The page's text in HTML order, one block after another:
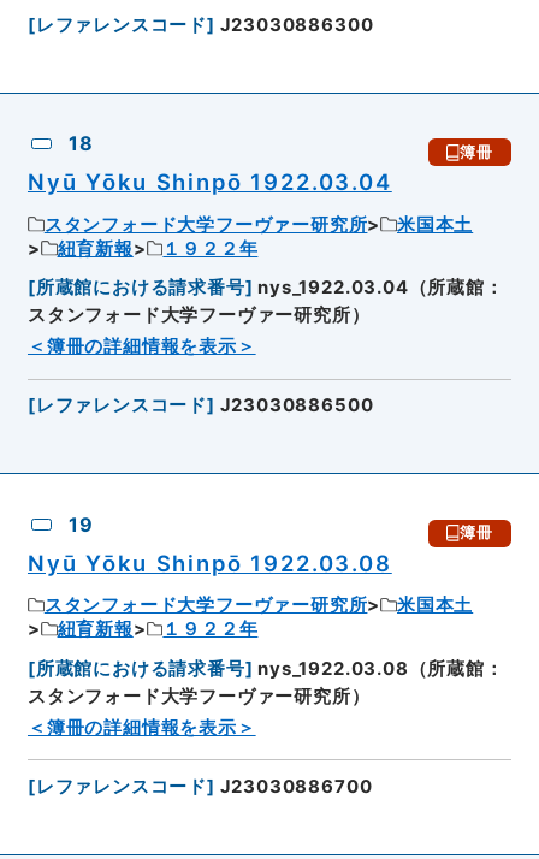
[レファレンスコード] J23030886300
18 簿冊
Nyū Yōku Shinpō 1922.03.04
スタンフォード大学フーヴァー研究所
米国本土
紐育新報
１９２２年
[所蔵館における請求番号] nys_1922.03.04（所蔵館：
スタンフォード大学フーヴァー研究所）
＜簿冊の詳細情報を表示＞
[レファレンスコード] J23030886500
19 簿冊
Nyū Yōku Shinpō 1922.03.08
スタンフォード大学フーヴァー研究所
米国本土
紐育新報
１９２２年
[所蔵館における請求番号] nys_1922.03.08（所蔵館：
スタンフォード大学フーヴァー研究所）
＜簿冊の詳細情報を表示＞
[レファレンスコード] J23030886700